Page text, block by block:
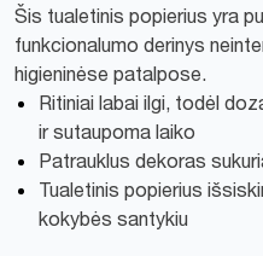
Šis tualetinis popierius yra
funkcionalumo derinys
higieninėse patalpose.
Ritiniai labai ilgi, todėl
ir sutaupoma laiko
Patrauklus dekoras
Tualetinis popierius
kokybės santykiu